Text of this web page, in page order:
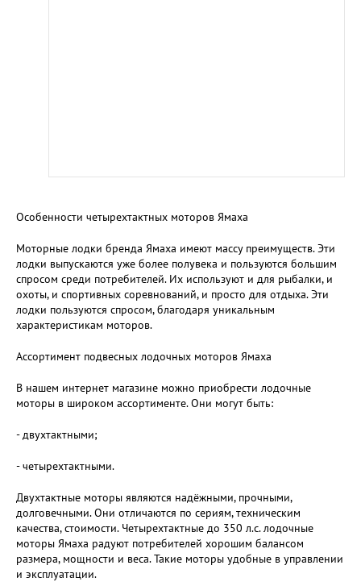
Особенности четырехтактных моторов Ямаха
Моторные лодки бренда Ямаха имеют массу преимуществ. Эти
лодки выпускаются уже более полувека и пользуются большим
спросом среди потребителей. Их используют и для рыбалки, и
охоты, и спортивных соревнований, и просто для отдыха. Эти
лодки пользуются спросом, благодаря уникальным
характеристикам моторов.
Ассортимент подвесных лодочных моторов Ямаха
В нашем интернет магазине можно приобрести лодочные
моторы в широком ассортименте. Они могут быть:
- двухтактными;
- четырехтактными.
Двухтактные моторы являются надёжными, прочными,
долговечными. Они отличаются по сериям, техническим
качества, стоимости. Четырехтактные до 350 л.с. лодочные
моторы Ямаха радуют потребителей хорошим балансом
размера, мощности и веса. Такие моторы удобные в управлении
и эксплуатации.